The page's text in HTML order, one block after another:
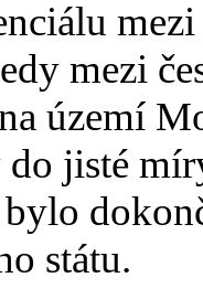
mezi
území
do jisté
státu.